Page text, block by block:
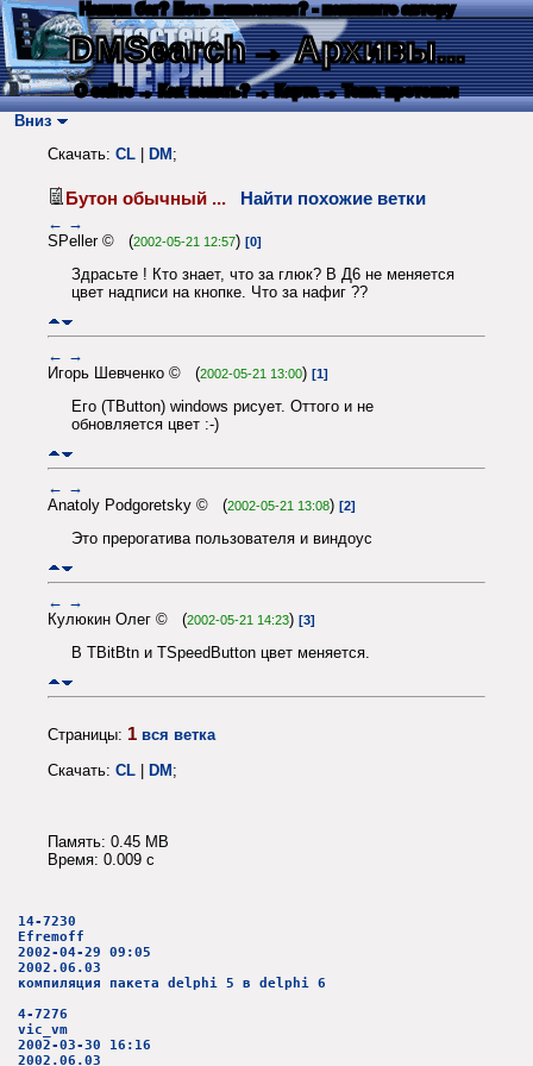
Нашли баг? Есть пожелания? - напишите автору
DMSearch→ Архивы...
О сайте → Как искать? → Карта → Текс. протокол
Вниз
Скачать: CL DM ;
Бутон обычный ... Найти похожие ветки
← →
SPeller © (2002-05-21 12:57) [0]
Здрасьте ! Кто знает, что за глюк? В Д6 не меняется
цвет надписи на кнопке. Что за нафиг ??
← →
Игорь Шевченко © (2002-05-21 13:00) [1]
Его (TButton) windows рисует. Оттого и не
обновляется цвет :-)
← →
Anatoly Podgoretsky © (2002-05-21 13:08) [2]
Это прерогатива пользователя и виндоус
← →
Кулюкин Олег © (2002-05-21 14:23) [3]
В TBitBtn и TSpeedButton цвет меняется.
Страницы: 1 вся ветка
Скачать: CL | DM;
Память: 0.45 MB
Время: 0.009 c
14-7230
Efremoff
2002-04-29 09:05
2002.06.03
компиляция пакета delphi 5 в delphi 6
4-7276
vic_vm
2002-03-30 16:16
2002.06.03